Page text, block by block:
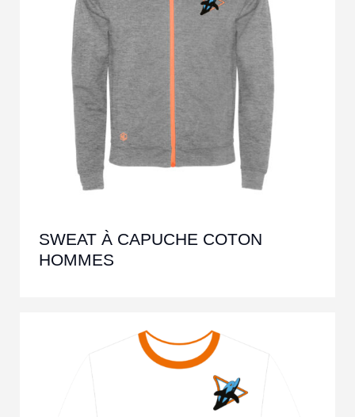
SWEAT À CAPUCHE COTON
HOMMES